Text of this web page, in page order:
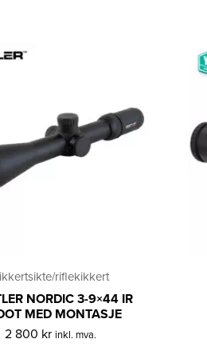
riflekikkert
NORDIC 3-9×44 IR
MED MONTASJE
2 800 kr inkl. mva.